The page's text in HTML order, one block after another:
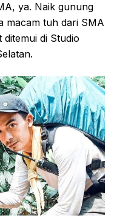
ya. Naik gunung
macam tuh dari SMA
di Studio